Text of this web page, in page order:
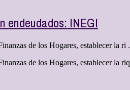
endeudados: INEGI
de los Hogares, establecer la ri
de los Hogares, establecer la